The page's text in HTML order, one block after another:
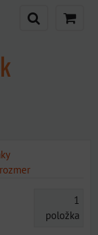
1
položka